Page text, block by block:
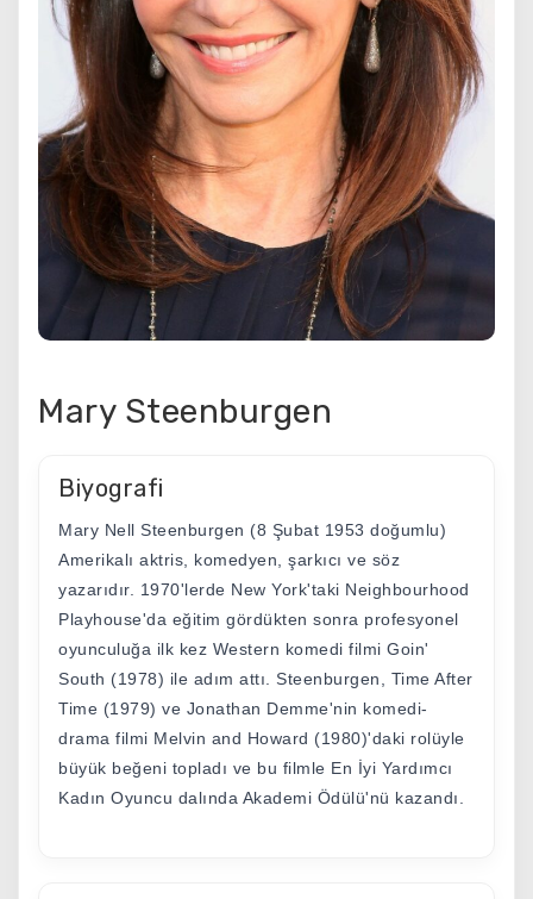
Mary Steenburgen
Biyografi
Mary Nell Steenburgen (8 Şubat 1953 doğumlu)
Amerikalı aktris, komedyen, şarkıcı ve söz
yazarıdır. 1970'lerde New York'taki Neighbourhood
Playhouse'da eğitim gördükten sonra profesyonel
oyunculuğa ilk kez Western komedi filmi Goin'
South (1978) ile adım attı. Steenburgen, Time After
Time (1979) ve Jonathan Demme'nin komedi-
drama filmi Melvin and Howard (1980)'daki rolüyle
büyük beğeni topladı ve bu filmle En İyi Yardımcı
Kadın Oyuncu dalında Akademi Ödülü'nü kazandı.